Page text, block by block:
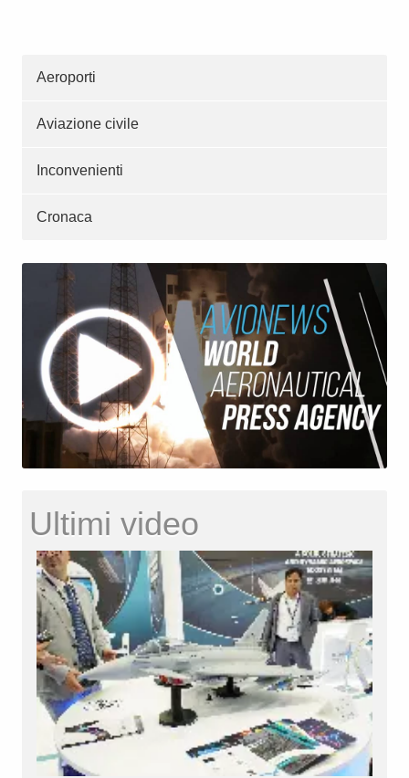
Aeroporti
Aviazione civile
Inconvenienti
Cronaca
Ultimi video